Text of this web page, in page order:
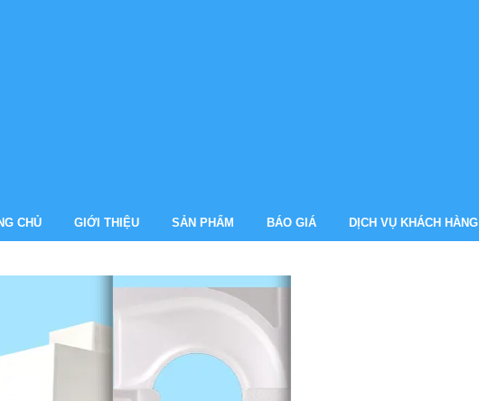
CHỦ GIỚI THIỆU SẢN PHẨM BÁO GIÁ DỊCH VỤ KHÁCH HÀNG